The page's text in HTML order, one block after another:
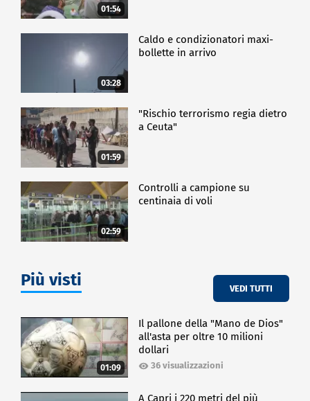
01:54
03:28
Caldo e condizionatori maxi-
bollette in arrivo
01:59
"Rischio terrorismo regia dietro
a Ceuta"
02:59
Controlli a campione su
centinaia di voli
Più visti VEDI TUTTI
01:09
Il pallone della "Mano de Dios"
all'asta per oltre 10 milioni
dollari
36 visualizzazioni
A Capri i 220 metri del più